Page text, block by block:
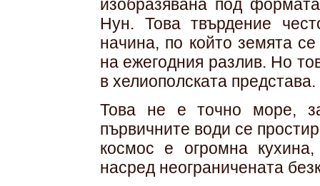
изобразявана под
Нун. Това твърдение
начина, по който земята
на ежегодния разлив. Но
в хелиополската представа.
Това не е точно море,
първичните води се
космос е огромна
насред неограничената